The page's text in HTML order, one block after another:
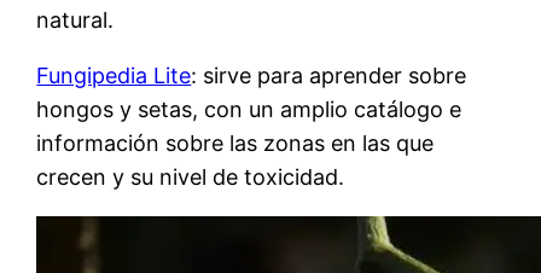
natural.
Fungipedia Lite: sirve para aprender sobre
hongos y setas, con un amplio catálogo e
información sobre las zonas en las que
crecen y su nivel de toxicidad.